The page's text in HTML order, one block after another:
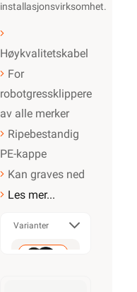
installasjonsvirksomhet.
Høykvalitetskabel
For
robotgressklippere
av alle merker
Ripebestandig
PE-kappe
Kan graves ned
Les mer...
Varianter